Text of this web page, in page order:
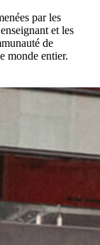
par les
et les
de
monde entier.